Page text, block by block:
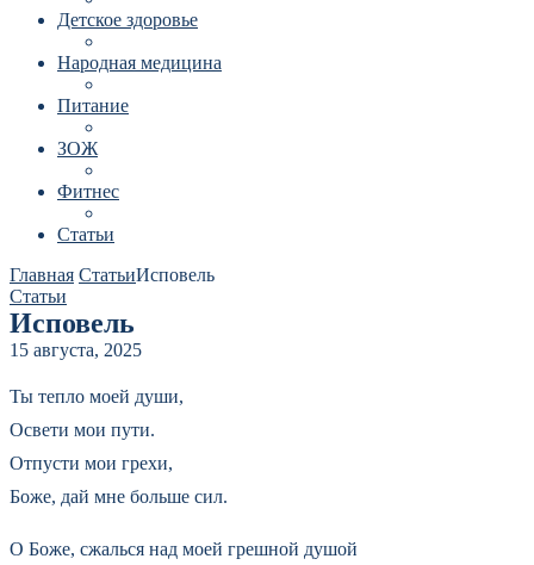
Детское здоровье
Народная медицина
Питание
ЗОЖ
Фитнес
Статьи
Главная СтатьиИсповель
Статьи
Исповель
15 августа, 2025
Ты тепло моей души,
Освети мои пути.
Отпусти мои грехи,
Боже, дай мне больше сил.
О Боже, сжалься над моей грешной душой